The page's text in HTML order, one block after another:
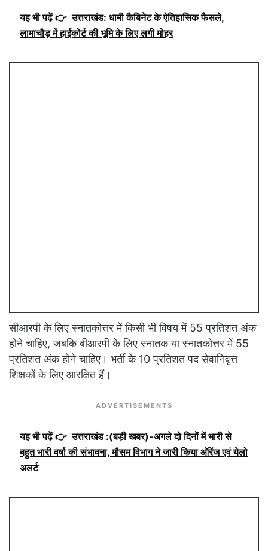
यह भी पढ़ें 👉 उत्तराखंड: धामी कैबिनेट के ऐतिहासिक फैसले,
लामाचौड़ में हाईकोर्ट की भूमि के लिए लगी मोहर
सीआरपी के लिए स्नातकोत्तर में किसी भी विषय में 55 प्रतिशत अंक
होने चाहिए, जबकि बीआरपी के लिए स्नातक या स्नातकोत्तर में 55
प्रतिशत अंक होने चाहिए। भर्ती के 10 प्रतिशत पद सेवानिवृत्त
शिक्षकों के लिए आरक्षित हैं।
ADVERTISEMENTS
यह भी पढ़ें 👉 उत्तराखंड :(बड़ी खबर)-अगले दो दिनों में भारी से
बहुत भारी वर्षा की संभावना, मौसम विभाग ने जारी किया ऑरेंज एवं येलो
अलर्ट